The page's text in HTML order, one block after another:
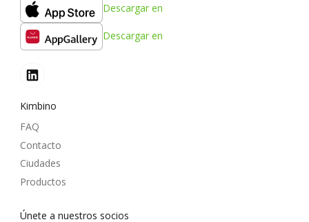
Descargar en
Descargar en
Kimbino
FAQ
Contacto
Ciudades
Productos
Únete a nuestros socios